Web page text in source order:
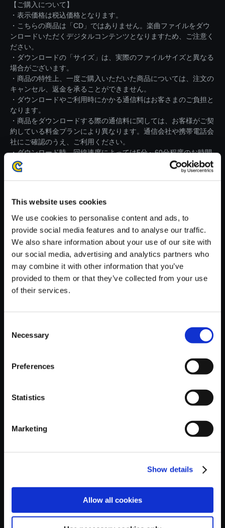
This website uses cookies
We use cookies to personalise content and ads, to
provide social media features and to analyse our traffic.
We also share information about your use of our site with
our social media, advertising and analytics partners who
may combine it with other information that you’ve
provided to them or that they’ve collected from your use
of their services.
Selection
Necessary
Preferences
Statistics
Marketing
Show details
Allow all cookies
【ご購入について】
・表示価格は税込価格となります。
・こちらの商品は「CD」ではありません。楽曲ファイルをダウ
ンロードいただくデジタルコンテンツとなりますため、ご注意く
ださい。
・ダウンロードの「サイズ」は、実際のファイルサイズと異なる
場合がございます。
・商品の特性上、一度ご購入いただいた商品については、注文の
キャンセル、返金を承ることができません。
・ダウンロードやご利用時にかかる通信料はお客さまのご負担と
なります。
・商品をダウンロードする際の通信料に関しては、お客様がご契
約している料金プランにより異なります。通信会社や携帯電話会
社にご確認のうえ、ご利用ください。
・ダウンロード時、回線速度によっては5分～60分程度のお時間
がかかる場合がございます。
※ご購入いただいたファイルのダウンロードの際には、通信環境
【単曲】ストリートファイター
V アーケードエディション オリ
ジナル・サウンドトラック Anot
おすすめ商品
トファイター...
トファイター...
トファイター...